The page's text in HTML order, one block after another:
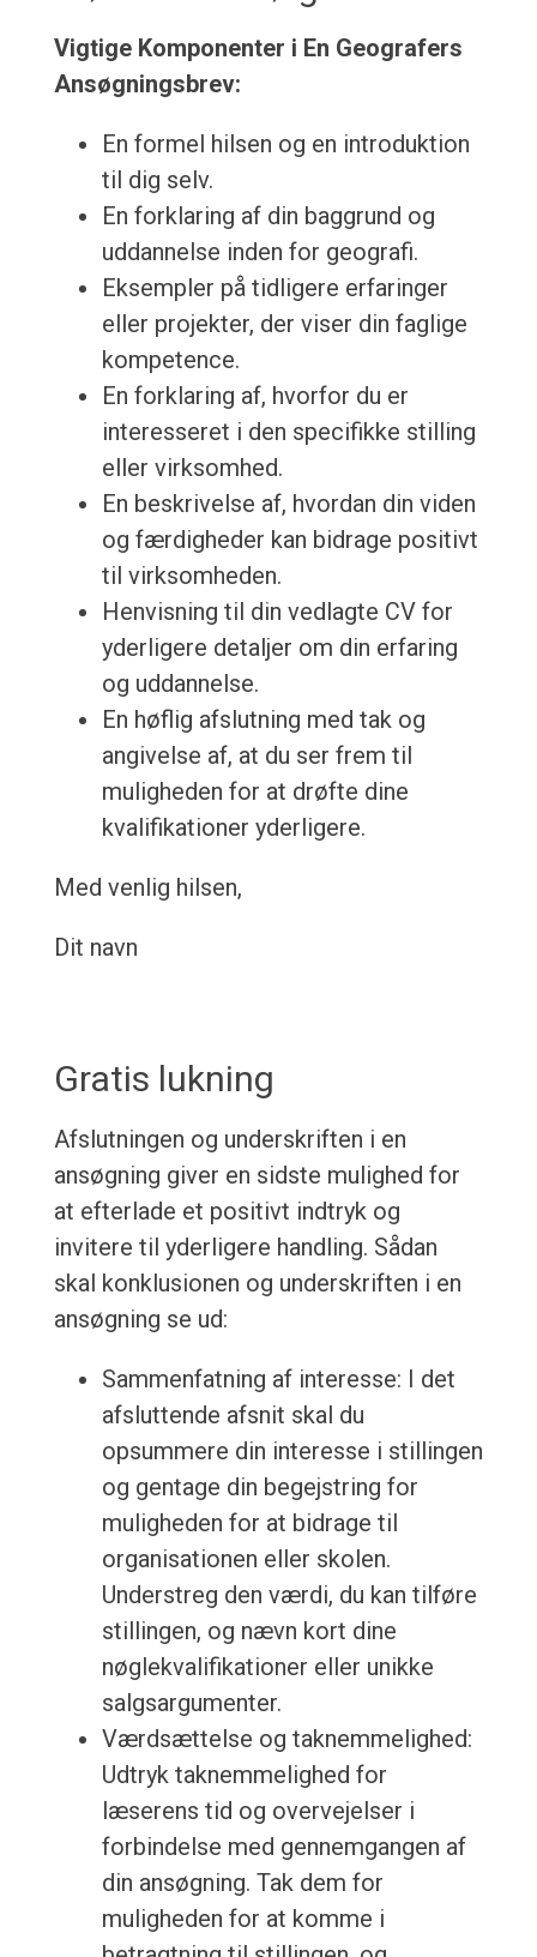
Vigtige Komponenter i En Geografers
Ansøgningsbrev:
En formel hilsen og en introduktion
til dig selv.
En forklaring af din baggrund og
uddannelse inden for geografi.
Eksempler på tidligere erfaringer
eller projekter, der viser din faglige
kompetence.
En forklaring af, hvorfor du er
interesseret i den specifikke stilling
eller virksomhed.
En beskrivelse af, hvordan din viden
og færdigheder kan bidrage positivt
til virksomheden.
Henvisning til din vedlagte CV for
yderligere detaljer om din erfaring
og uddannelse.
En høflig afslutning med tak og
angivelse af, at du ser frem til
muligheden for at drøfte dine
kvalifikationer yderligere.
Med venlig hilsen,
Dit navn
Gratis lukning
Afslutningen og underskriften i en
ansøgning giver en sidste mulighed for
at efterlade et positivt indtryk og
invitere til yderligere handling. Sådan
skal konklusionen og underskriften i en
ansøgning se ud:
Sammenfatning af interesse: I det
afsluttende afsnit skal du
opsummere din interesse i stillingen
og gentage din begejstring for
muligheden for at bidrage til
organisationen eller skolen.
Understreg den værdi, du kan tilføre
stillingen, og nævn kort dine
nøglekvalifikationer eller unikke
salgsargumenter.
Værdsættelse og taknemmelighed:
Udtryk taknemmelighed for
læserens tid og overvejelser i
forbindelse med gennemgangen af
din ansøgning. Tak dem for
muligheden for at komme i